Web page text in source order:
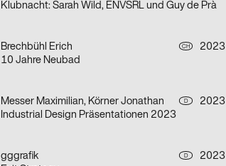
Klubnacht: Sarah Wild, ENVSRL und Guy de Prà
Brechbühl Erich CH
2023
10 Jahre Neubad
Messer Maximilian, Körner Jonathan D
2023
Industrial Design Präsentationen 2023
gggrafik D
2023